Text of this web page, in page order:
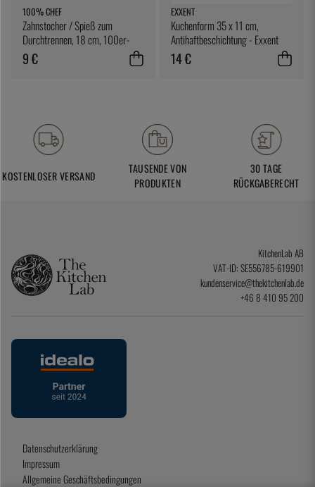
100% CHEF
Zahnstocher / Spieß zum
Durchtrennen, 18 cm, 100er-
Pack - 100% Chef
9 €
EXXENT
Kuchenform 35 x 11 cm,
Antihaftbeschichtung - Exxent
14 €
KOSTENLOSER VERSAND
TAUSENDE VON
PRODUKTEN
30 TAGE
RÜCKGABERECHT
KitchenLab AB
VAT-ID: SE556785-619901
kundenservice@thekitchenlab.de
+46 8 410 95 200
Datenschutzerklärung
Impressum
Allgemeine Geschäftsbedingungen